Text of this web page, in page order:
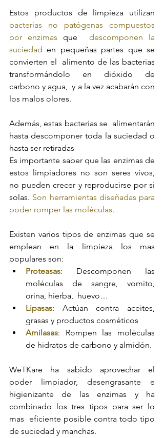
bacterias no patógenas compuestos
por enzimas que descomponen la
suciedad en pequeñas partes que se
convierten el  alimento de las bacterias
transformándolo en dióxido de
carbono y agua,  y a la vez acabarán con
los malos olores.
Además, estas bacterias se  alimentarán
hasta descomponer toda la suciedad o
hasta ser retiradas
Es importante saber que las enzimas de
estos limpiadores no son seres vivos,
no pueden crecer y reproducirse por si
solas. Son herramientas diseñadas para
poder romper las moléculas.
Existen varios tipos de enzimas que se
emplean en la limpieza los mas
populares son:
Proteasas: Descomponen las
moléculas de sangre, vomito,
orina, hierba,  huevo…
Lipasas: Actúan contra aceites,
grasas y productos cosméticos
Amilasas: Rompen las moléculas
de hidratos de carbono y almidón.
WeTKare ha sabido aprovechar el
poder limpiador, desengrasante e
higienizante de las enzimas y ha
combinado los tres tipos para ser lo
mas  eficiente posible contra todo tipo
de suciedad y manchas.